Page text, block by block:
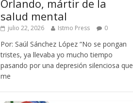
Orlando, mártir de la
salud mental
julio 22, 2026 Istmo Press 0
Por: Saúl Sánchez López “No se pongan
tristes, ya llevaba yo mucho tiempo
pasando por una depresión silenciosa que
me